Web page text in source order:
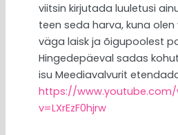
viitsin kirjutada luuletusi
teen seda harva, kuna
väga laisk ja õigupoolest
Hingedepäeval sadas
isu Meediavalvurit
https://
v=LXrEzF0hjrw